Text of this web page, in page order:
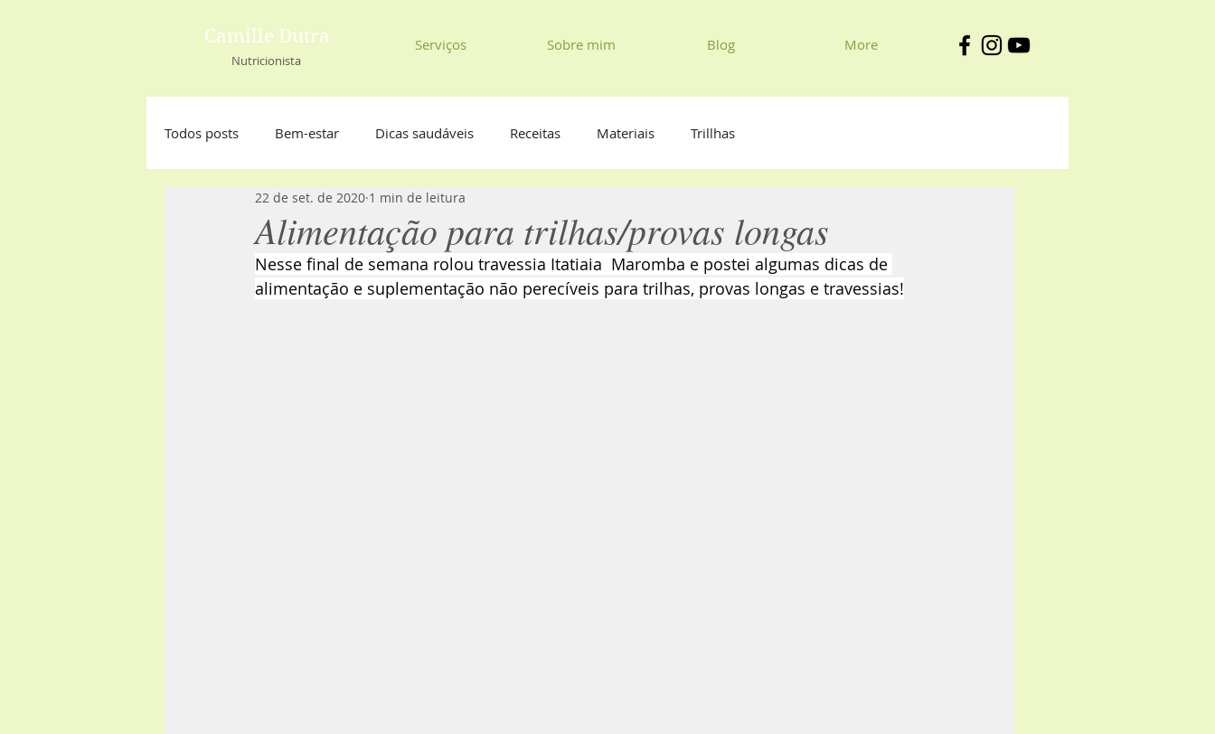
Camille Dutra
Nutricionista
Serviços Sobre mim Blog More
Todos posts Bem-estar Dicas saudáveis Receitas Materiais Trillhas
Alimentação para trilhas/provas longas
22 de set. de 2020 1 min de leitura
Nesse final de semana rolou travessia Itatiaia  Maromba e postei algumas dicas de
alimentação e suplementação não perecíveis para trilhas, provas longas e travessias!